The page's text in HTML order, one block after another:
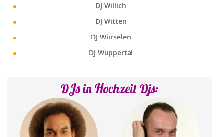
DJ Willich
DJ Witten
DJ Würselen
DJ Wuppertal
DJs in Hochzeit Djs: